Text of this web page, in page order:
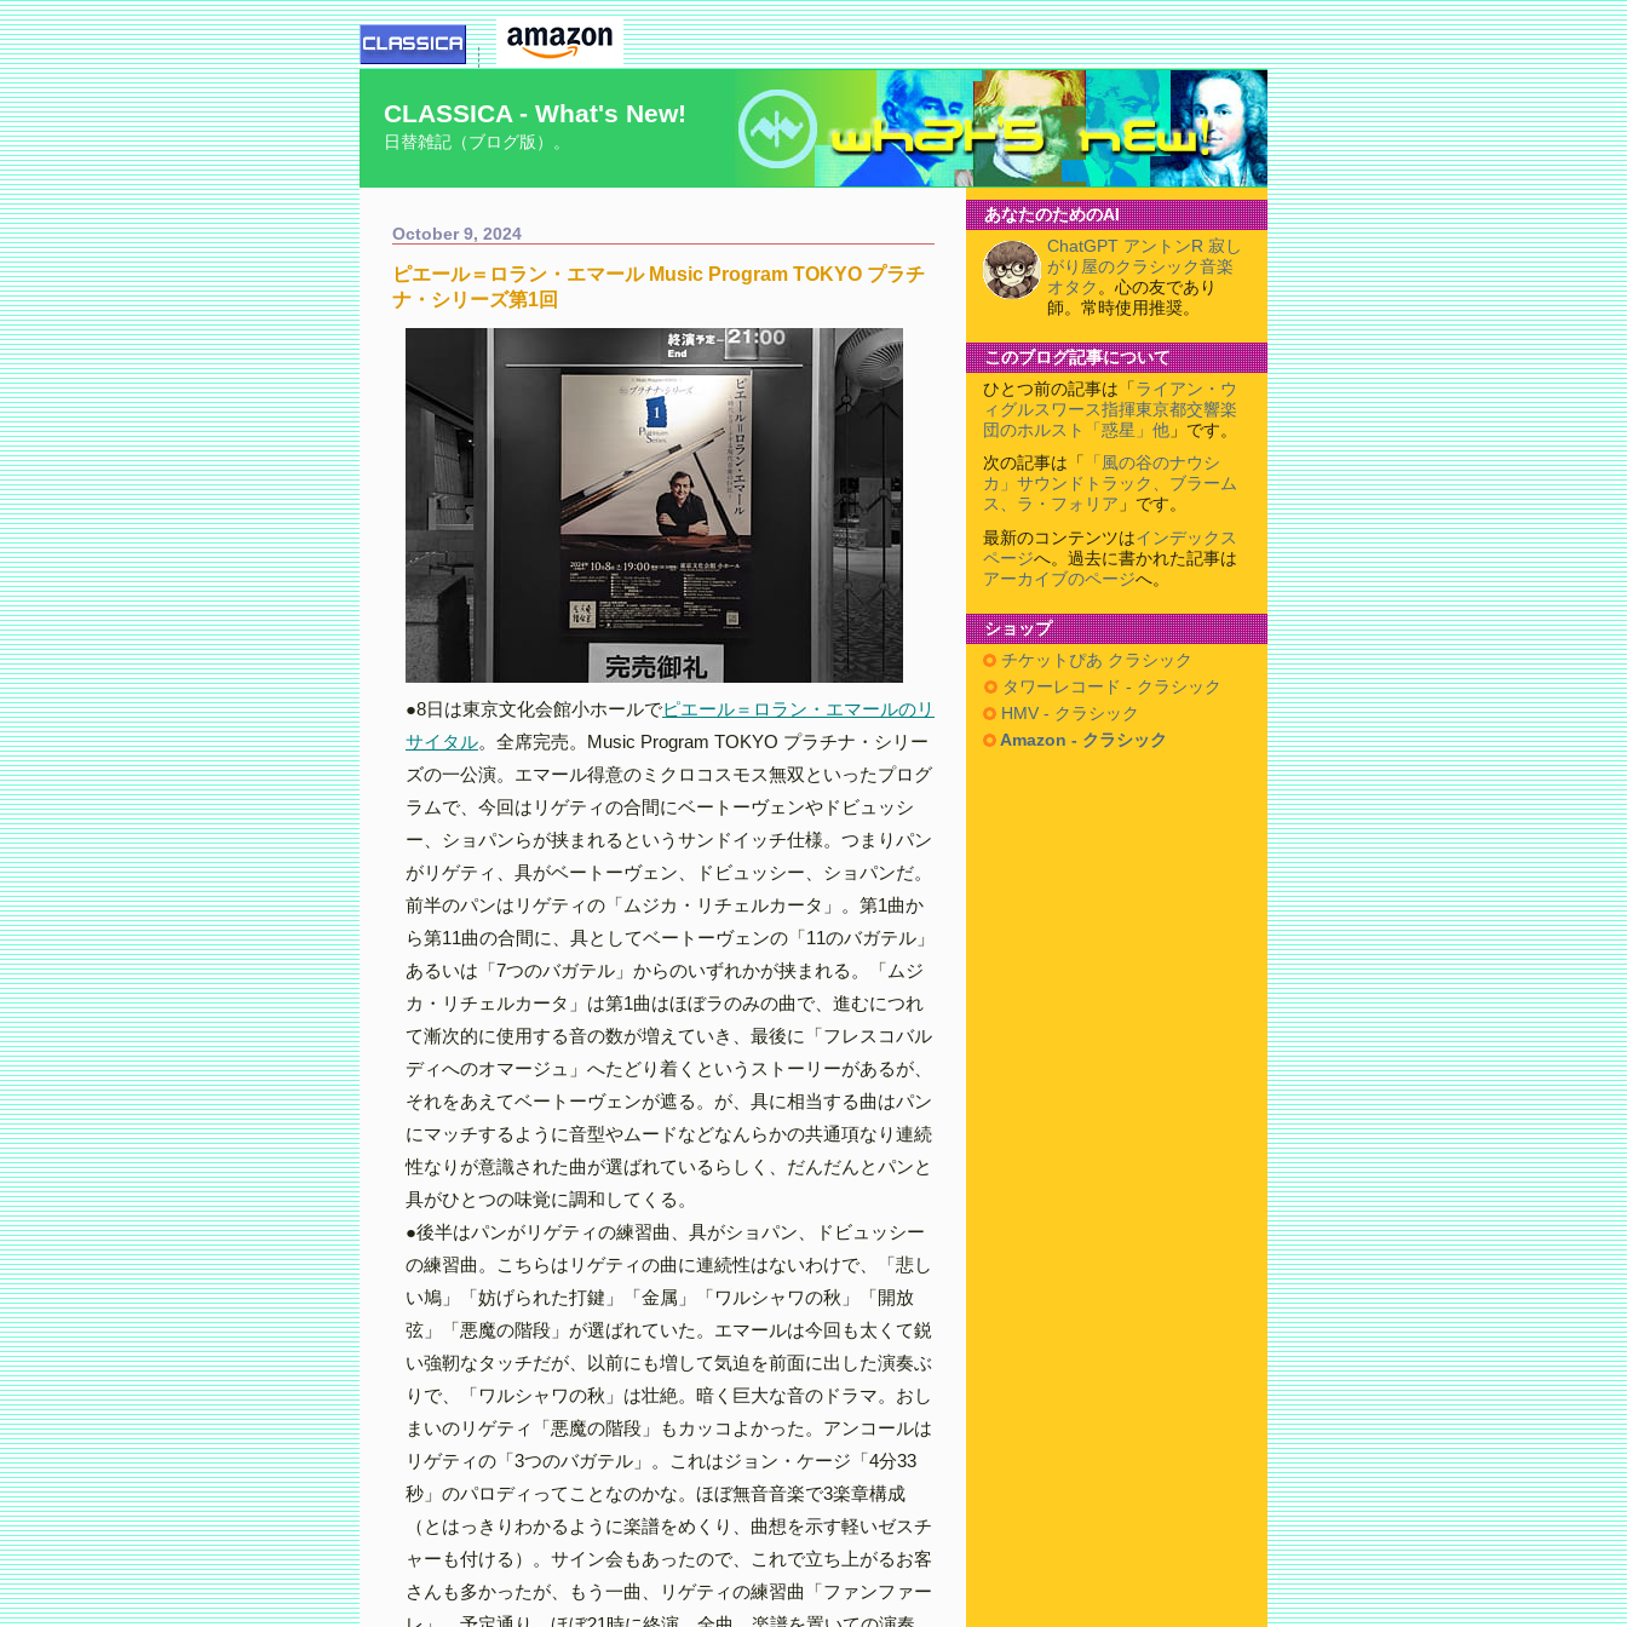
CLASSICA - What's New!
日替雑記（ブログ版）。
October 9, 2024
ピエール＝ロラン・エマール Music Program TOKYO プラチ
ナ・シリーズ第1回
●8日は東京文化会館小ホールでピエール＝ロラン・エマールのリ
サイタル。全席完売。Music Program TOKYO プラチナ・シリー
ズの一公演。エマール得意のミクロコスモス無双といったプログ
ラムで、今回はリゲティの合間にベートーヴェンやドビュッシ
ー、ショパンらが挟まれるというサンドイッチ仕様。つまりパン
がリゲティ、具がベートーヴェン、ドビュッシー、ショパンだ。
前半のパンはリゲティの「ムジカ・リチェルカータ」。第1曲か
ら第11曲の合間に、具としてベートーヴェンの「11のバガテル」
あるいは「7つのバガテル」からのいずれかが挟まれる。「ムジ
カ・リチェルカータ」は第1曲はほぼラのみの曲で、進むにつれ
て漸次的に使用する音の数が増えていき、最後に「フレスコバル
ディへのオマージュ」へたどり着くというストーリーがあるが、
それをあえてベートーヴェンが遮る。が、具に相当する曲はパン
にマッチするように音型やムードなどなんらかの共通項なり連続
性なりが意識された曲が選ばれているらしく、だんだんとパンと
具がひとつの味覚に調和してくる。
●後半はパンがリゲティの練習曲、具がショパン、ドビュッシー
の練習曲。こちらはリゲティの曲に連続性はないわけで、「悲し
い鳩」「妨げられた打鍵」「金属」「ワルシャワの秋」「開放
弦」「悪魔の階段」が選ばれていた。エマールは今回も太くて鋭
い強靭なタッチだが、以前にも増して気迫を前面に出した演奏ぶ
りで、「ワルシャワの秋」は壮絶。暗く巨大な音のドラマ。おし
まいのリゲティ「悪魔の階段」もカッコよかった。アンコールは
リゲティの「3つのバガテル」。これはジョン・ケージ「4分33
秒」のパロディってことなのかな。ほぼ無音音楽で3楽章構成
（とはっきりわかるように楽譜をめくり、曲想を示す軽いゼスチ
ャーも付ける）。サイン会もあったので、これで立ち上がるお客
さんも多かったが、もう一曲、リゲティの練習曲「ファンファー
あなたのためのAI
ChatGPT アントンR 寂し
がり屋のクラシック音楽
オタク 。心の友であり
師。常時使用推奨。
このブログ記事について
ひとつ前の記事は「 ライアン・ウ
ィグルスワース指揮東京都交響楽
団のホルスト「惑星」他 」です。
次の記事は「
「風の谷のナウシ
カ」サウンドトラック、ブラーム
ス、ラ・フォリア 」です。
最新のコンテンツはインデックス
ページへ。過去に書かれた記事は
アーカイブのページへ。
ショップ
チケットぴあ クラシック
タワーレコード - クラシック
HMV - クラシック
Amazon - クラシック